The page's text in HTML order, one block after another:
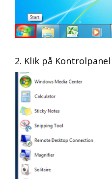
2. Klik på